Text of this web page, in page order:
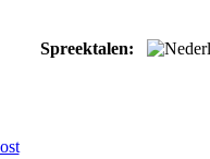
Spreektalen: